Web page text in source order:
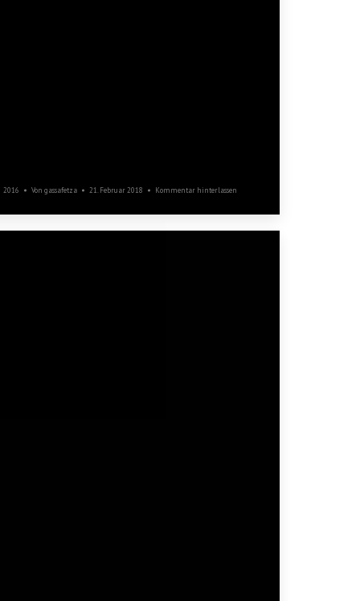
2016 Von gassafetza 21. Februar 2018 Kommentar hinterlassen